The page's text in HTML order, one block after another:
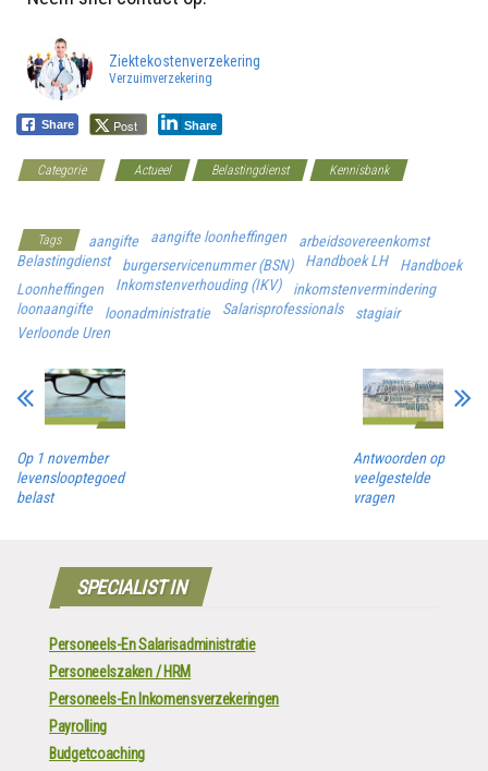
Ziektekostenverzekering
Verzuimverzekering
Share Post Share
Categorie Actueel Belastingdienst
Kennisbank
Tags aangifte aangifte loonheffingen
arbeidsovereenkomst
Belastingdienst
burgerservicenummer (BSN) Handboek LH
Handboek
Loonheffingen
Inkomstenverhouding (IKV)
inkomstenvermindering
loonaangifte
loonadministratie Salarisprofessionals
stagiair
Verloonde Uren
Op 1 november
levenslooptegoed
belast
Antwoorden op
veelgestelde
vragen
SPECIALIST IN
Personeels-En Salarisadministratie
Personeelszaken / HRM
Personeels-En Inkomensverzekeringen
Payrolling
Budgetcoaching